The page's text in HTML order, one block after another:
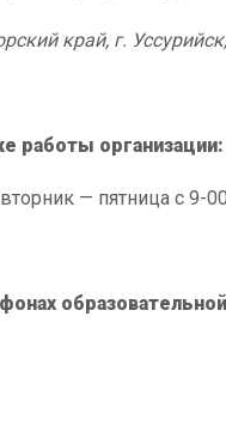
край, г.
работы организации:
— пятница с 9-